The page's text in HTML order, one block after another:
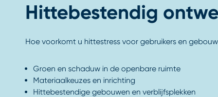
Hittebestendig
Hoe voorkomt u hittestress voor gebruikers en
Groen en schaduw in de openbare ruimte
Materiaalkeuzes en inrichting
Hittebestendige gebouwen en verblijfsplekken